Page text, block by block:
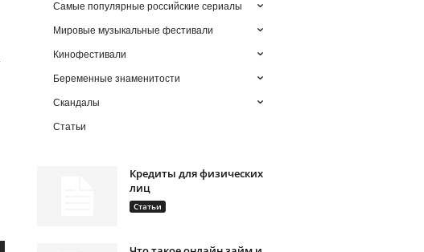
Самые популярные российские сериалы
Мировые музыкальные фестивали
Кинофестивали
Беременные знаменитости
Скандалы
Статьи
Кредиты для физических
лиц
Статьи